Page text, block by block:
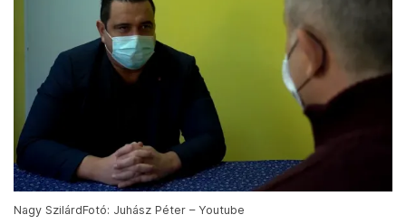
Nagy SzilárdFotó: Juhász Péter – Youtube